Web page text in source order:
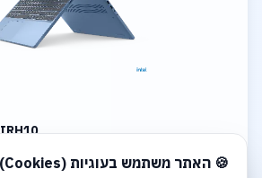
DDR5-4800 + 16GB SODIMM DDR5-4800
חלונית עוגיות נפתחה אוטומטית.
🍪 האתר משתמש בעוגיות (Cookies)